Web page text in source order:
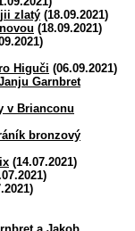
zlatý (18.09.2021)
(18.09.2021)
Higuči (06.09.2021)
Garnbret
v Brianconu
bronzový
(14.07.2021)